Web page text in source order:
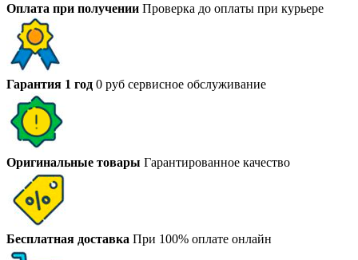
Оплата при получении Проверка до оплаты при курьере
Гарантия 1 год 0 руб сервисное обслуживание
Оригинальные товары Гарантированное качество
Бесплатная доставка При 100% оплате онлайн